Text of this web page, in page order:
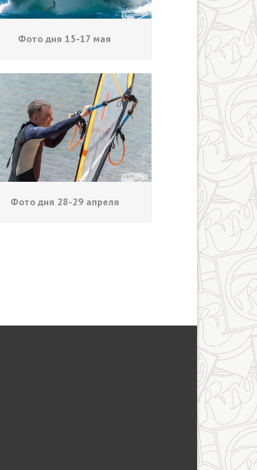
Фото дня 15-17 мая
Фото дня 28-29 апреля